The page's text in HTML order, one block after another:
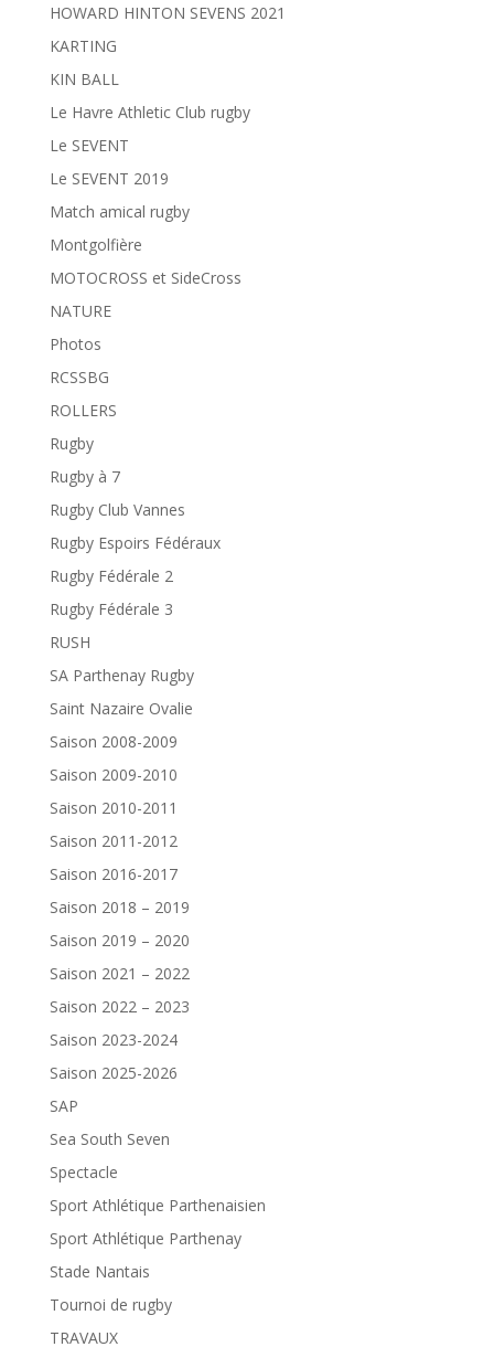
HOWARD HINTON SEVENS 2021
KARTING
KIN BALL
Le Havre Athletic Club rugby
Le SEVENT
Le SEVENT 2019
Match amical rugby
Montgolfière
MOTOCROSS et SideCross
NATURE
Photos
RCSSBG
ROLLERS
Rugby
Rugby à 7
Rugby Club Vannes
Rugby Espoirs Fédéraux
Rugby Fédérale 2
Rugby Fédérale 3
RUSH
SA Parthenay Rugby
Saint Nazaire Ovalie
Saison 2008-2009
Saison 2009-2010
Saison 2010-2011
Saison 2011-2012
Saison 2016-2017
Saison 2018 – 2019
Saison 2019 – 2020
Saison 2021 – 2022
Saison 2022 – 2023
Saison 2023-2024
Saison 2025-2026
SAP
Sea South Seven
Spectacle
Sport Athlétique Parthenaisien
Sport Athlétique Parthenay
Stade Nantais
Tournoi de rugby
TRAVAUX